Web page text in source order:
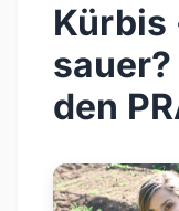
Kürbis
den